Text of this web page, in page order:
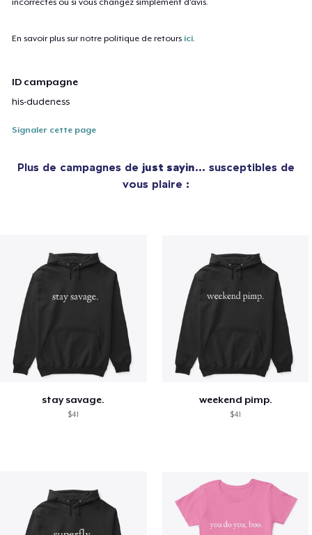
En savoir plus sur notre politique de retours ici
ID campagne
his-dudeness
Signaler cette page
Plus de campagnes de just sayin… susceptibles de
vous plaire :
stay savage.
$41
weekend pimp.
$41